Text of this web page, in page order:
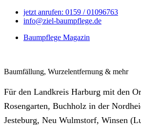
jetzt anrufen: 0159 / 01096763
info@ziel-baumpflege.de
Baumpflege Magazin
Baumfällung, Wurzelentfernung & mehr
Für den Landkreis Harburg mit den
Rosengarten, Buchholz in der
Jesteburg, Neu Wulmstorf, Winsen